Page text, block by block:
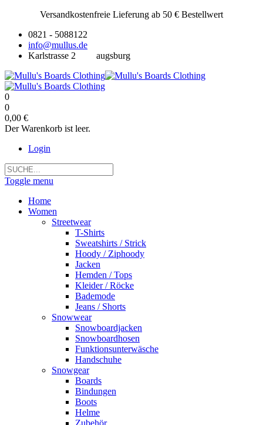
Versandkostenfreie Lieferung ab 50 € Bestellwert
0821 - 5088122
info@mullus.de
Karlstrasse 2
augsburg
0
0
0,00 €
Der Warenkorb ist leer.
Login
Toggle menu
Home
Women
Streetwear
T-Shirts
Sweatshirts / Strick
Hoody / Ziphoody
Jacken
Hemden / Tops
Kleider / Röcke
Bademode
Jeans / Shorts
Snowwear
Snowboardjacken
Snowboardhosen
Funktionsunterwäsche
Handschuhe
Snowgear
Boards
Bindungen
Boots
Helme
Zubehör